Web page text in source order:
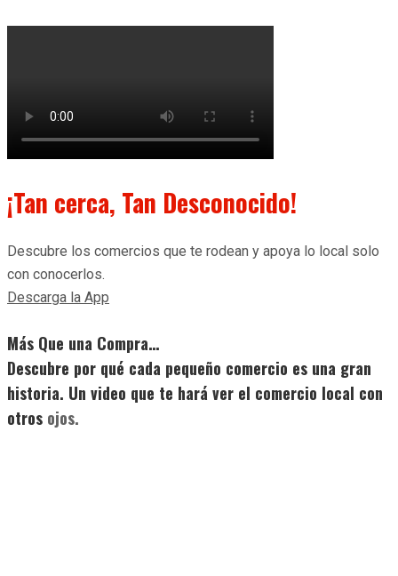
¡Tan cerca, Tan Desconocido!
Descubre los comercios que te rodean y apoya lo local solo
con conocerlos.
Descarga la App
Más Que una Compra…
Descubre por qué cada pequeño comercio es una gran
historia. Un video que te hará ver el comercio local con
otros ojos.